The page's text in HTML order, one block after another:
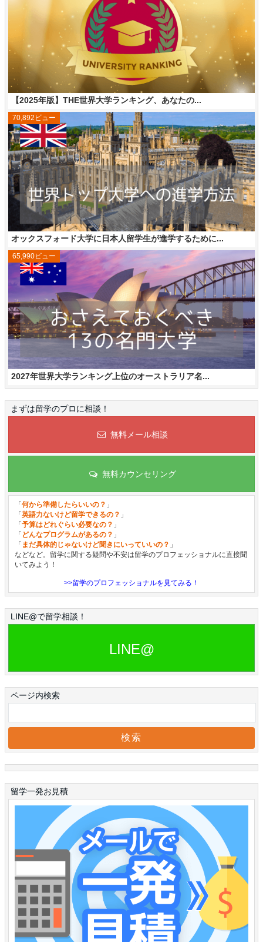
【2025年版】THE世界大学ランキング、あなたの...
オックスフォード大学に日本人留学生が進学するために...
70,892ビュー
2027年世界大学ランキング上位のオーストラリア名...
65,990ビュー
まずは留学のプロに相談！
無料メール相談
無料カウンセリング
「 何から準備したらいいの？ 」
「 英語力ないけど留学できるの？ 」
「 予算はどれぐらい必要なの？ 」
「 どんなプログラムがあるの？ 」
「 まだ具体的じゃないけど聞きにいっていいの？ 」
などなど。留学に関する疑問や不安は留学のプロフェッショナルに直接聞
いてみよう！
>>留学のプロフェッショナルを見てみる！
LINE@で留学相談！
LINE@
ページ内検索
留学一発お見積